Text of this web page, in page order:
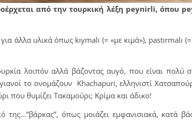
από την τουρκική λέξη peynirli, όπου
άλλα υλικά όπως kıymalı (= «με κιμά»), pastırmalı
λοιπόν αλλά βάζοντας αυγό, που είναι πολύ
το ονομάζουν Khachapuri, ελληνιστί
που θυμίζει Τακαμούρι; Κρίμα και άδικο!
της…”βάρκας”, όπως μοιάζει εμφανισιακά, κατά